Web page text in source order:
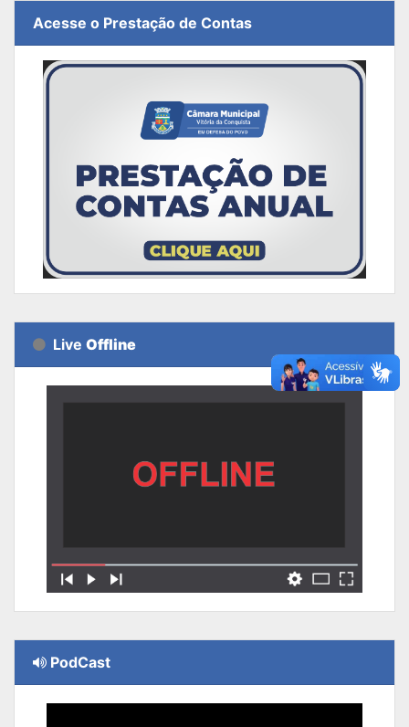
Acesse o Prestação de Contas
Live Offline
PodCast